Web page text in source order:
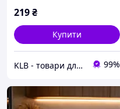
219₴
Купити
KLB - товари для дому, дітей та тварин 99%